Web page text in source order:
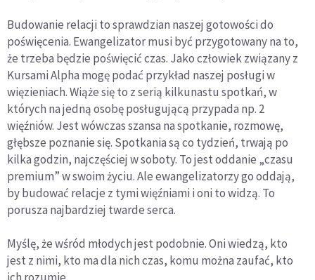
Budowanie relacji to sprawdzian naszej gotowości do
poświęcenia. Ewangelizator musi być przygotowany na to,
że trzeba będzie poświęcić czas. Jako człowiek związany z
Kursami Alpha mogę podać przykład naszej posługi w
więzieniach. Wiąże się to z serią kilkunastu spotkań, w
których na jedną osobę posługującą przypada np. 2
więźniów. Jest wówczas szansa na spotkanie, rozmowę,
głębsze poznanie się. Spotkania są co tydzień, trwają po
kilka godzin, najczęściej w soboty. To jest oddanie „czasu
premium” w swoim życiu. Ale ewangelizatorzy go oddają,
by budować relacje z tymi więźniami i oni to widzą. To
porusza najbardziej twarde serca.
Myślę, że wśród młodych jest podobnie. Oni wiedzą, kto
jest z nimi, kto ma dla nich czas, komu można zaufać, kto